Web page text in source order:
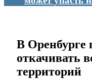
В Оренбурге
откачивать
территорий